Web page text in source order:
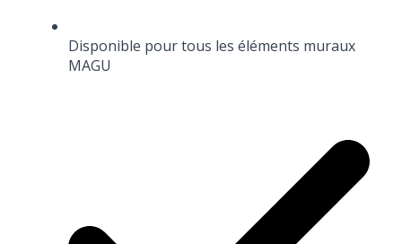
Disponible pour tous les éléments muraux
MAGU